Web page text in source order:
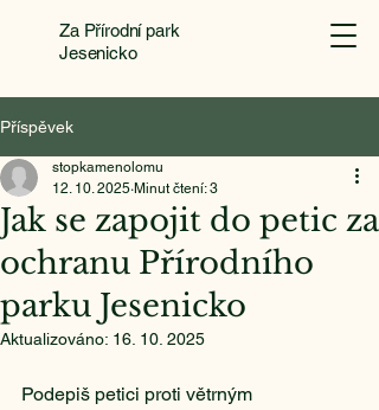
Za Přírodní park
Jesenicko
Příspěvek
Jak se zapojit do petic za
ochranu Přírodního
parku Jesenicko
stopkamenolomu
12. 10. 2025 Minut čtení: 3
Aktualizováno: 16. 10. 2025
Podepiš petici proti větrným